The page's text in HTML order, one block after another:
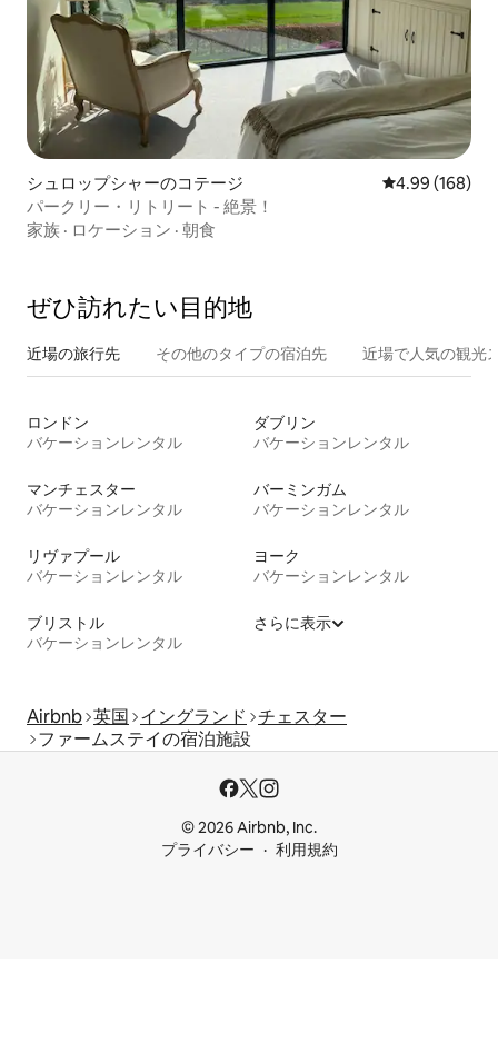
シュロップシャーのコテージ レビュー168
4.99 (168)
パークリー・リトリート - 絶景！
家族 · ロケーション · 朝食
ぜひ訪⁠れ⁠た⁠い目⁠的⁠地
近場の旅行先 その他のタ⁠イ⁠プ⁠の宿⁠泊⁠先 近場で人気の観光
ロンドン
バケーションレンタル
ダブリン
バケーションレンタル
マンチェスター
バケーションレンタル
バーミンガム
バケーションレンタル
リヴァプール
バケーションレンタル
ヨーク
バケーションレンタル
ブリストル
バケーションレンタル
さらに表示
Airbnb 英国 イングランド チェスター
ファームステイの宿泊施設
© 2026 Airbnb, Inc.
プライバシー
利用規約